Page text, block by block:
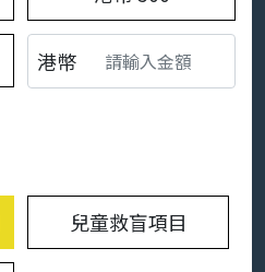
港幣
兒童救盲項目